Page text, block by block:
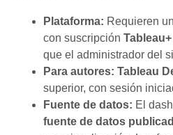
Plataforma: Requieren
con suscripciónTableau+
que el administrador del
Para autores: Tableau
superior, con sesión
Fuente de datos: El
fuente de datos